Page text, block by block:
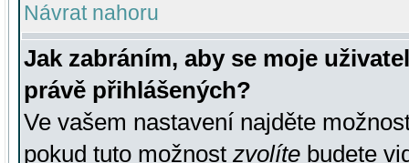
Návrat nahoru
Jak zabráním, aby se moje
právě přihlášených?
Ve vašem nastavení najděte
pokud tuto možnost zvolíte budete